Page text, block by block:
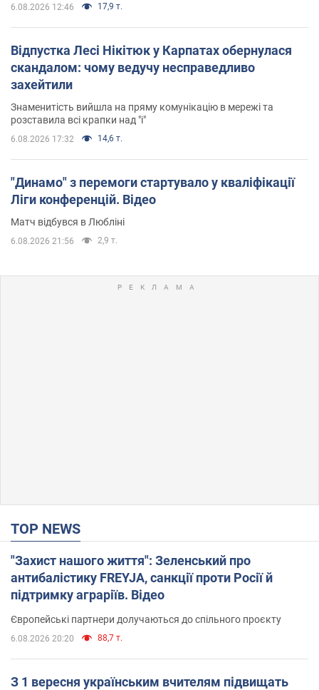
6.08.2026 12:46 17,9 т.
Відпустка Лесі Нікітюк у Карпатах обернулася
скандалом: чому ведучу несправедливо
захейтили
Знаменитість вийшла на пряму комунікацію в мережі та
розставила всі крапки над "і"
6.08.2026 17:32 14,6 т.
"Динамо" з перемоги стартувало у кваліфікації
Ліги конференцій. Відео
Матч відбувся в Любліні
6.08.2026 21:56 2,9 т.
TOP NEWS
"Захист нашого життя": Зеленський про
антибалістику FREYJA, санкції проти Росії й
підтримку аграріїв. Відео
Європейські партнери долучаються до спільного проєкту
6.08.2026 20:20 88,7 т.
З 1 вересня українським вчителям підвищать